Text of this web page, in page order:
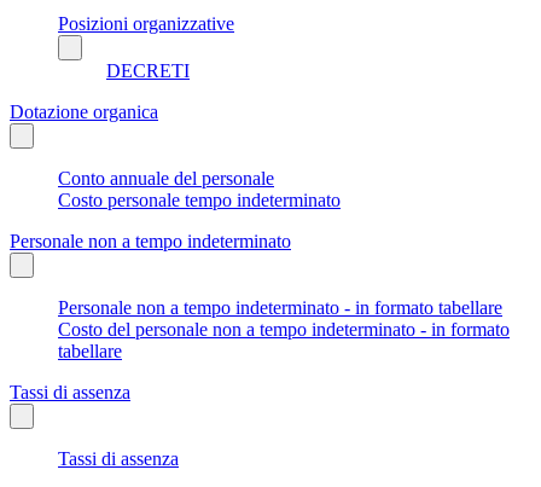
Posizioni organizzative
DECRETI
Dotazione organica
Conto annuale del personale
Costo personale tempo indeterminato
Personale non a tempo indeterminato
Personale non a tempo indeterminato - in formato tabellare
Costo del personale non a tempo indeterminato - in formato
tabellare
Tassi di assenza
Tassi di assenza